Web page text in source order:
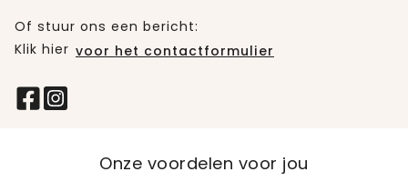
Of stuur ons een bericht:
Klik hier voor het contactformulier
Onze voordelen voor jou